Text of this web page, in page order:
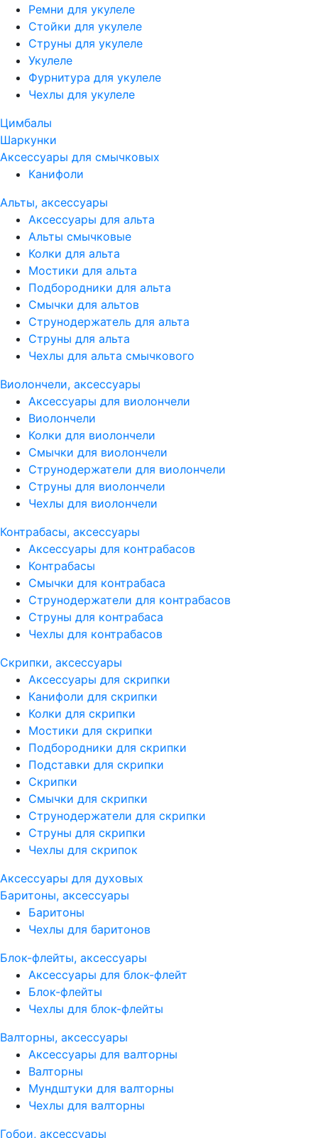
Ремни для укулеле
Стойки для укулеле
Струны для укулеле
Укулеле
Фурнитура для укулеле
Чехлы для укулеле
Цимбалы
Шаркунки
Аксессуары для смычковых
Канифоли
Альты, аксессуары
Аксессуары для альта
Альты смычковые
Колки для альта
Мостики для альта
Подбородники для альта
Смычки для альтов
Струнодержатель для альта
Струны для альта
Чехлы для альта смычкового
Виолончели, аксессуары
Аксессуары для виолончели
Виолончели
Колки для виолончели
Смычки для виолончели
Струнодержатели для виолончели
Струны для виолончели
Чехлы для виолончели
Контрабасы, аксессуары
Аксессуары для контрабасов
Контрабасы
Смычки для контрабаса
Струнодержатели для контрабасов
Струны для контрабаса
Чехлы для контрабасов
Скрипки, аксессуары
Аксессуары для скрипки
Канифоли для скрипки
Колки для скрипки
Мостики для скрипки
Подбородники для скрипки
Подставки для скрипки
Скрипки
Смычки для скрипки
Струнодержатели для скрипки
Струны для скрипки
Чехлы для скрипок
Аксессуары для духовых
Баритоны, аксессуары
Баритоны
Чехлы для баритонов
Блок-флейты, аксессуары
Аксессуары для блок-флейт
Блок-флейты
Чехлы для блок-флейты
Валторны, аксессуары
Аксессуары для валторны
Валторны
Мундштуки для валторны
Чехлы для валторны
Гобои, аксессуары